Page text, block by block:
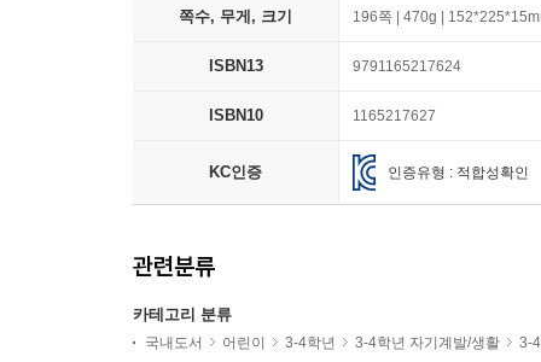
쪽수, 무게, 크기 196쪽 | 470g |
ISBN13 9791165217624
ISBN10 1165217627
KC인증 인증유형 : 적합성확인
관련분류
카테고리 분류
국내도서 어린이 3-4학년 3-4학년 자기계발/생활
3-